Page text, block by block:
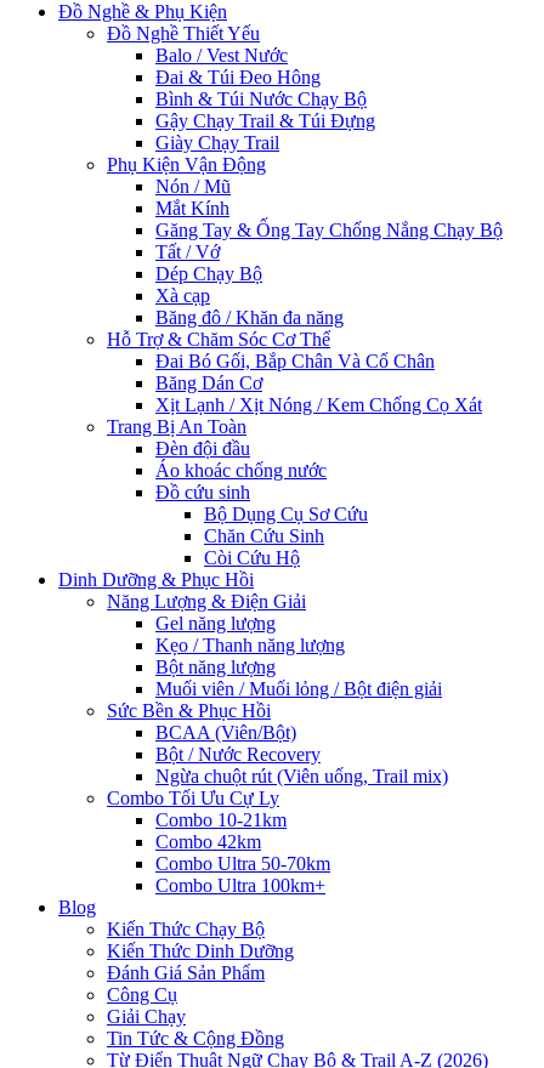
Đồ Nghề & Phụ Kiện
Đồ Nghề Thiết Yếu
Balo / Vest Nước
Đai & Túi Đeo Hông
Bình & Túi Nước Chạy Bộ
Gậy Chạy Trail & Túi Đựng
Giày Chạy Trail
Phụ Kiện Vận Động
Nón / Mũ
Mắt Kính
Găng Tay & Ống Tay Chống Nắng Chạy Bộ
Tất / Vớ
Dép Chạy Bộ
Xà cạp
Băng đô / Khăn đa năng
Hỗ Trợ & Chăm Sóc Cơ Thể
Đai Bó Gối, Bắp Chân Và Cổ Chân
Băng Dán Cơ
Xịt Lạnh / Xịt Nóng / Kem Chống Cọ Xát
Trang Bị An Toàn
Đèn đội đầu
Áo khoác chống nước
Đồ cứu sinh
Bộ Dụng Cụ Sơ Cứu
Chăn Cứu Sinh
Còi Cứu Hộ
Dinh Dưỡng & Phục Hồi
Năng Lượng & Điện Giải
Gel năng lượng
Kẹo / Thanh năng lượng
Bột năng lượng
Muối viên / Muối lỏng / Bột điện giải
Sức Bền & Phục Hồi
BCAA (Viên/Bột)
Bột / Nước Recovery
Ngừa chuột rút (Viên uống, Trail mix)
Combo Tối Ưu Cự Ly
Combo 10-21km
Combo 42km
Combo Ultra 50-70km
Combo Ultra 100km+
Blog
Kiến Thức Chạy Bộ
Kiến Thức Dinh Dưỡng
Đánh Giá Sản Phẩm
Công Cụ
Giải Chạy
Tin Tức & Cộng Đồng
Từ Điển Thuật Ngữ Chạy Bộ & Trail A-Z (2026)